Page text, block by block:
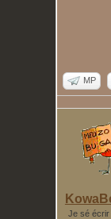
MP
Je sé écrir